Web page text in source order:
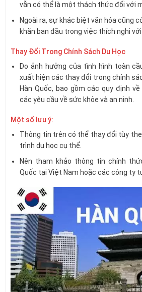
vẫn có thể là một thách thức đối với
Ngoài ra, sự khác biệt văn hóa cũng
khăn ban đầu trong việc thích nghi
Thay Đổi Trong Chính Sách Du Học
Do ảnh hưởng của tình hình toàn
xuất hiện các thay đổi trong chính
Hàn Quốc, bao gồm các quy định
các yêu cầu về sức khỏe và an ninh.
Một số lưu ý:
Thông tin trên có thể thay đổi tùy
trình du học cụ thể.
Nên tham khảo thông tin chính
Quốc tại Việt Nam hoặc các công ty